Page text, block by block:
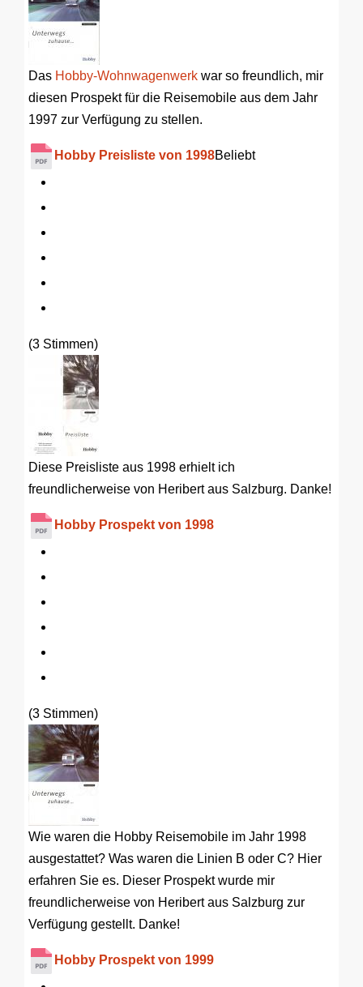
Das Hobby-Wohnwagenwerk war so freundlich, mir
diesen Prospekt für die Reisemobile aus dem Jahr
1997 zur Verfügung zu stellen.
Hobby Preisliste von 1998Beliebt
(3 Stimmen)
Diese Preisliste aus 1998 erhielt ich
freundlicherweise von Heribert aus Salzburg. Danke!
Hobby Prospekt von 1998
(3 Stimmen)
Wie waren die Hobby Reisemobile im Jahr 1998
ausgestattet? Was waren die Linien B oder C? Hier
erfahren Sie es. Dieser Prospekt wurde mir
freundlicherweise von Heribert aus Salzburg zur
Verfügung gestellt. Danke!
Hobby Prospekt von 1999